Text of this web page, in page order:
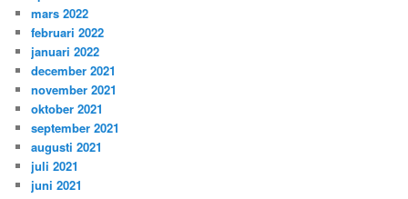
mars 2022
februari 2022
januari 2022
december 2021
november 2021
oktober 2021
september 2021
augusti 2021
juli 2021
juni 2021